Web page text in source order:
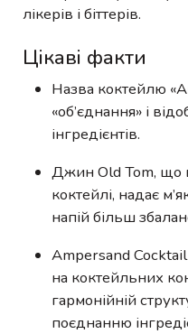
лікерів і біттерів.
Цікаві факти
Назва коктейлю
«об’єднання» і
інгредієнтів.
Джин Old Tom, що
коктейлі, надає
напій більш
Ampersand
на коктейльних
гармонійній
поєднанню